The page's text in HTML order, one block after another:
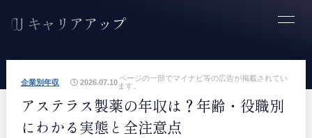
ページの一部でマイナビ等の広告が掲載されてい
ます。
企業別年収 2026.07.10
アステラス製薬の年収は？年齢・役職別
にわかる実態と全注意点